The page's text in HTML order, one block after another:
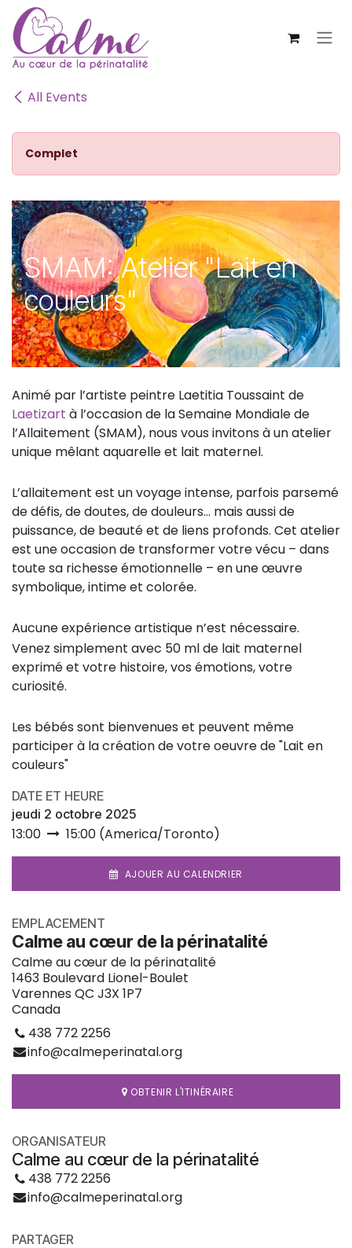
SE RENDRE AU CONTENU
All Events
Complet
SMAM: Atelier "Lait en
couleurs"
Animé par l’artiste peintre Laetitia Toussaint de
Laetizart à l’occasion de la Semaine Mondiale de
l’Allaitement (SMAM), nous vous invitons à un atelier
unique mêlant aquarelle et lait maternel.
L’allaitement est un voyage intense, parfois parsemé
de défis, de doutes, de douleurs... mais aussi de
puissance, de beauté et de liens profonds. Cet atelier
est une occasion de transformer votre vécu – dans
toute sa richesse émotionnelle – en une œuvre
symbolique, intime et colorée.
Aucune expérience artistique n’est nécessaire.
Venez simplement avec 50 ml de lait maternel
exprimé et votre histoire, vos émotions, votre
curiosité.
Les bébés sont bienvenues et peuvent même
participer à la création de votre oeuvre de "Lait en
couleurs"
DATE ET HEURE
jeudi 2 octobre 2025
13:00 15:00 (America/Toronto)
AJOUER AU CALENDRIER
EMPLACEMENT
Calme au cœur de la périnatalité
Calme au cœur de la périnatalité
1463 Boulevard Lionel-Boulet
Varennes QC J3X 1P7
Canada
438 772 2256
info@calmeperinatal.org
OBTENIR L'ITINÉRAIRE
ORGANISATEUR
Calme au cœur de la périnatalité
438 772 2256
info@calmeperinatal.org
PARTAGER